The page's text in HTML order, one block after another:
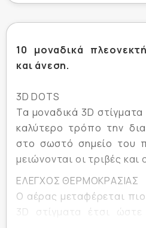
10 μοναδικά
και άνεση.
3D DOTS
Τα μοναδικά 3D
καλύτερο τρόπο την
στο σωστό σημείο του
μειώνονται οι τριβές και
ΕΛΕΓΧΟΣ ΘΕΡΜΟΚΡΑΣΙΑΣ
Ο αέρας μεταφέρεται
3D στίγματα έτσι ώστε